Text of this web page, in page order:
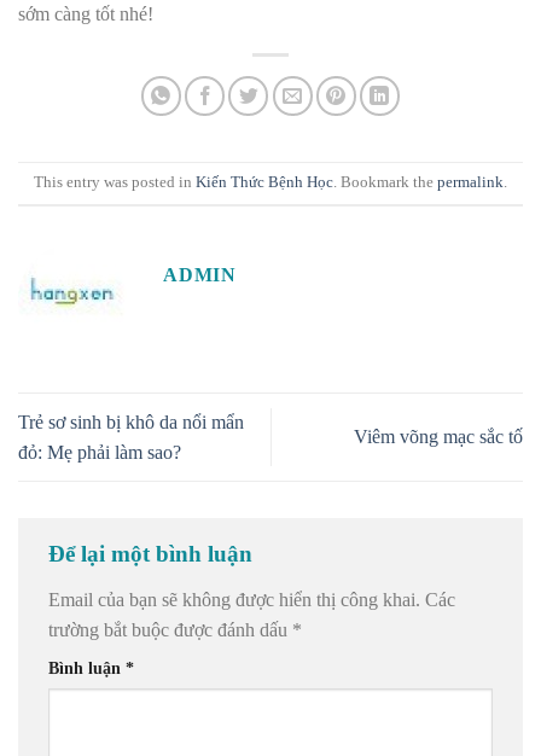
sớm càng tốt nhé!
This entry was posted in Kiến Thức Bệnh Học. Bookmark the permalink.
ADMIN
Trẻ sơ sinh bị khô da nổi mẩn
đỏ: Mẹ phải làm sao?
Viêm võng mạc sắc tố
Để lại một bình luận
Email của bạn sẽ không được hiển thị công khai. Các
trường bắt buộc được đánh dấu *
Bình luận *